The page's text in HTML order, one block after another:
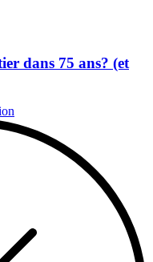
dans 75 ans? (et